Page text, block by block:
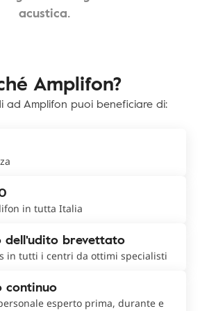
acustica.
Amplifon?
Amplifon puoi beneficiare di:
in tutta Italia
dell'udito brevettato
in tutti i centri da ottimi specialisti
continuo
esperto prima, durante e